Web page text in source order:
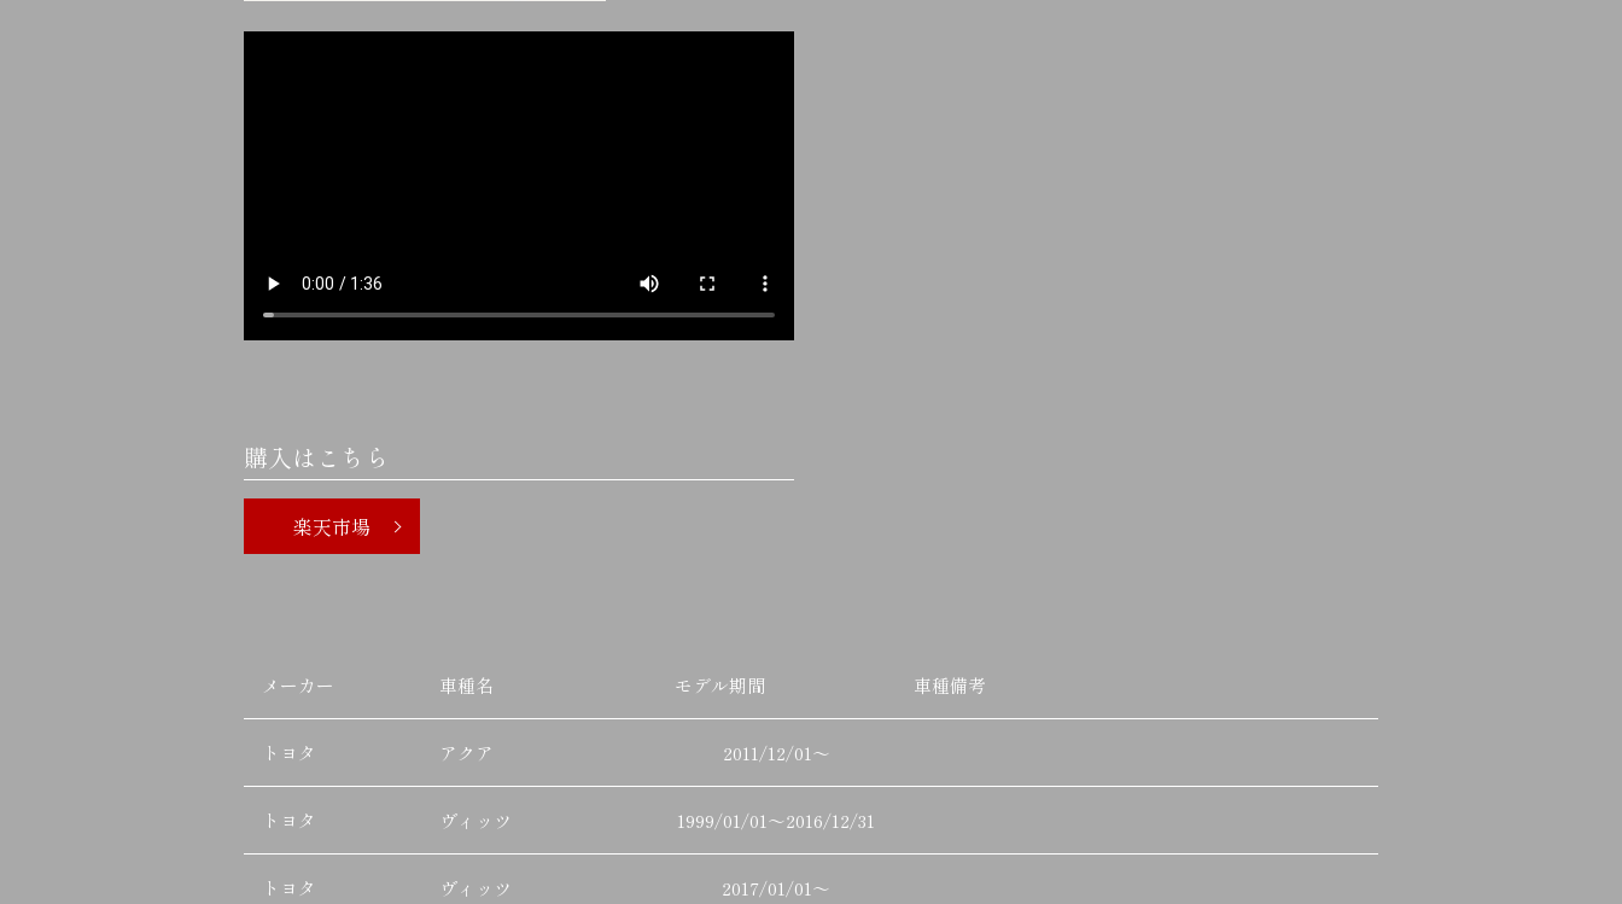
購入はこちら
楽天市場
メーカー 車種名 モデル期間 車種備考
トヨタ アクア 2011/12/01～
トヨタ ヴィッツ 1999/01/01～2016/12/31
トヨタ ヴィッツ 2017/01/01～